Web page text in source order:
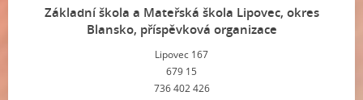
Základní škola a Mateřská škola Lipovec, okres
Blansko, příspěvková organizace
Lipovec 167
679 15
736 402 426